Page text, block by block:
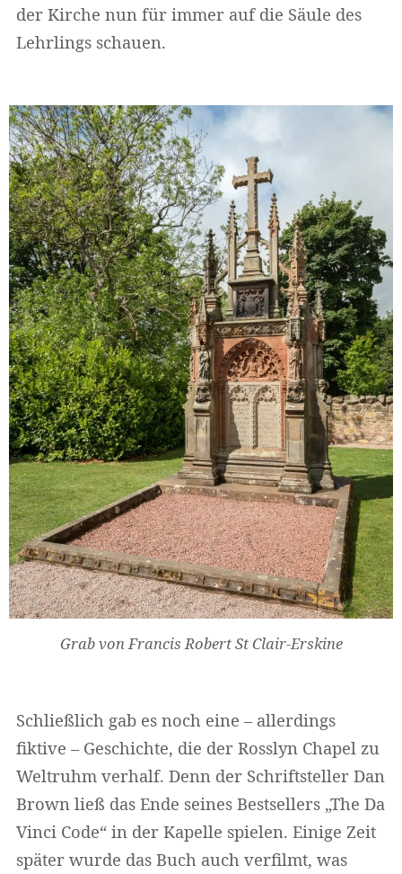
der Kirche nun für immer auf die Säule des
Lehrlings schauen.
Grab von Francis Robert St Clair-Erskine
Schließlich gab es noch eine – allerdings
fiktive – Geschichte, die der Rosslyn Chapel zu
Weltruhm verhalf. Denn der Schriftsteller Dan
Brown ließ das Ende seines Bestsellers „The Da
Vinci Code“ in der Kapelle spielen. Einige Zeit
später wurde das Buch auch verfilmt, was